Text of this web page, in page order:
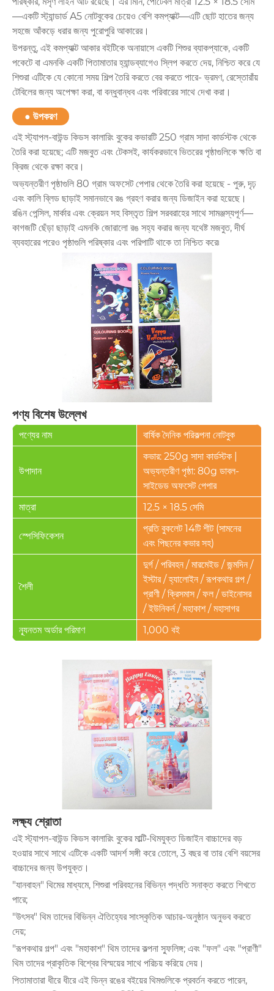
—একটি স্ট্যান্ডার্ড A5 নোটবুকের চেয়েও বেশি কমপ্যাক্ট—এটি ছোট হাতের জন্য
সহজে আঁকড়ে ধরার জন্য পুরোপুরি আকারের।
উপরন্তু, এই কমপ্যাক্ট আকার বইটিকে অনায়াসে একটি শিশুর ব্যাকপ্যাকে, একটি
পকেটে বা এমনকি একটি পিতামাতার হ্যান্ডব্যাগেও স্লিপ করতে দেয়, নিশ্চিত করে যে
শিশুরা এটিকে যে কোনো সময় শিল্প তৈরি করতে বের করতে পারে- ভ্রমণ, রেস্তোরাঁয়
টেবিলের জন্য অপেক্ষা করা, বা বন্ধুবান্ধব এবং পরিবারের সাথে দেখা করা।
● উপকরণ
এই স্ট্যাপল-বাউন্ড কিডস কালারিং বুকের কভারটি 250 গ্রাম সাদা কার্ডস্টক থেকে
তৈরি করা হয়েছে; এটি মজবুত এবং টেকসই, কার্যকরভাবে ভিতরের পৃষ্ঠাগুলিকে ক্ষতি বা
ক্রিজ থেকে রক্ষা করে।
অভ্যন্তরীণ পৃষ্ঠাগুলি 80 গ্রাম অফসেট পেপার থেকে তৈরি করা হয়েছে - পুরু, দৃঢ়
এবং কালি ব্লিড ছাড়াই সমানভাবে রঙ গ্রহণ করার জন্য ডিজাইন করা হয়েছে।
রঙিন পেন্সিল, মার্কার এবং ক্রেয়ন সহ বিস্তৃত শিল্প সরবরাহের সাথে সামঞ্জস্যপূর্ণ—
কাগজটি ছেঁড়া ছাড়াই এমনকি জোরালো রঙ সহ্য করার জন্য যথেষ্ট মজবুত, দীর্ঘ
ব্যবহারের পরেও পৃষ্ঠাগুলি পরিষ্কার এবং পরিপাটি থাকে তা নিশ্চিত করে৷
পণ্য বিশেষ উল্লেখ
পণ্যের নাম বার্ষিক দৈনিক পরিকল্পনা নোটবুক
উপাদান
কভার: 250g সাদা কার্ডস্টক |
অভ্যন্তরীণ পৃষ্ঠা: 80g ডাবল-
সাইডেড অফসেট পেপার
মাত্রা
12.5 × 18.5 সেমি
স্পেসিফিকেশন
প্রতি বুকলেট 14টি শীট (সামনের
এবং পিছনের কভার সহ)
শৈলী
দুর্গ / পরিবহন / মারমেইড / জন্মদিন /
ইস্টার / হ্যালোইন / রূপকথার গল্প /
প্রাণী / ক্রিসমাস / ফল / ডাইনোসর
/ ইউনিকর্ন / মহাকাশ / মহাসাগর
ন্যূনতম অর্ডার পরিমাণ
1,000 বই
লক্ষ্য শ্রোতা
এই স্ট্যাপল-বাউন্ড কিডস কালারিং বুকের মাল্টি-থিমযুক্ত ডিজাইন বাচ্চাদের বড়
হওয়ার সাথে সাথে এটিকে একটি আদর্শ সঙ্গী করে তোলে, 3 বছর বা তার বেশি বয়সের
বাচ্চাদের জন্য উপযুক্ত।
"যানবাহন" থিমের মাধ্যমে, শিশুরা পরিবহনের বিভিন্ন পদ্ধতি সনাক্ত করতে শিখতে
পারে;
"উৎসব" থিম তাদের বিভিন্ন ঐতিহ্যের সাংস্কৃতিক আচার-অনুষ্ঠান অনুভব করতে
দেয়;
"রূপকথার গল্প" এবং "মহাকাশ" থিম তাদের কল্পনা স্ফুলিঙ্গ; এবং "ফল" এবং "প্রাণী"
থিম তাদের প্রাকৃতিক বিশ্বের বিস্ময়ের সাথে পরিচয় করিয়ে দেয়।
পিতামাতারা ধীরে ধীরে এই ভিন্ন রঙের বইয়ের থিমগুলিকে প্রবর্তন করতে পারেন,